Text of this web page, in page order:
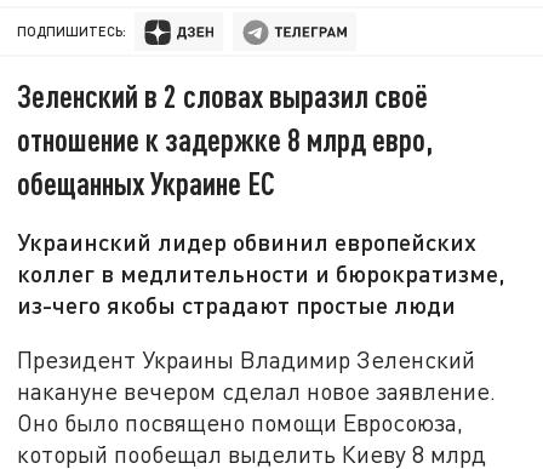
ПОДПИШИТЕСЬ:
Зеленский в 2 словах выразил своё
отношение к задержке 8 млрд евро,
обещанных Украине ЕС
Украинский лидер обвинил европейских
коллег в медлительности и бюрократизме,
из-чего якобы страдают простые люди
Президент Украины Владимир Зеленский
накануне вечером сделал новое заявление.
Оно было посвящено помощи Евросоюза,
который пообещал выделить Киеву 8 млрд